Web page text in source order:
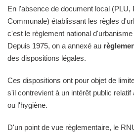
En l'absence de document local (PLU,
Communale) établissant les règles
c'est le règlement national
Depuis 1975, on a annexé au
des dispositions légales.
Ces dispositions ont pour objet de
s'il contrevient à un intérêt public
ou l'hygiène.
D'un point de vue règlementaire, le